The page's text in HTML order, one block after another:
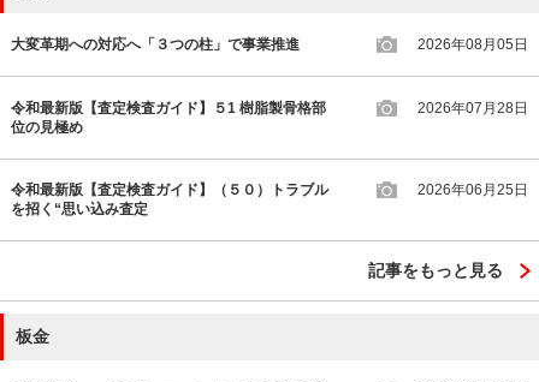
大変革期への対応へ「３つの柱」で事業推進 2026年08月05日
令和最新版【査定検査ガイド】５1 樹脂製骨格部
位の見極め
2026年07月28日
令和最新版【査定検査ガイド】（５０）トラブル
を招く“思い込み査定
2026年06月25日
記事をもっと見る
板金